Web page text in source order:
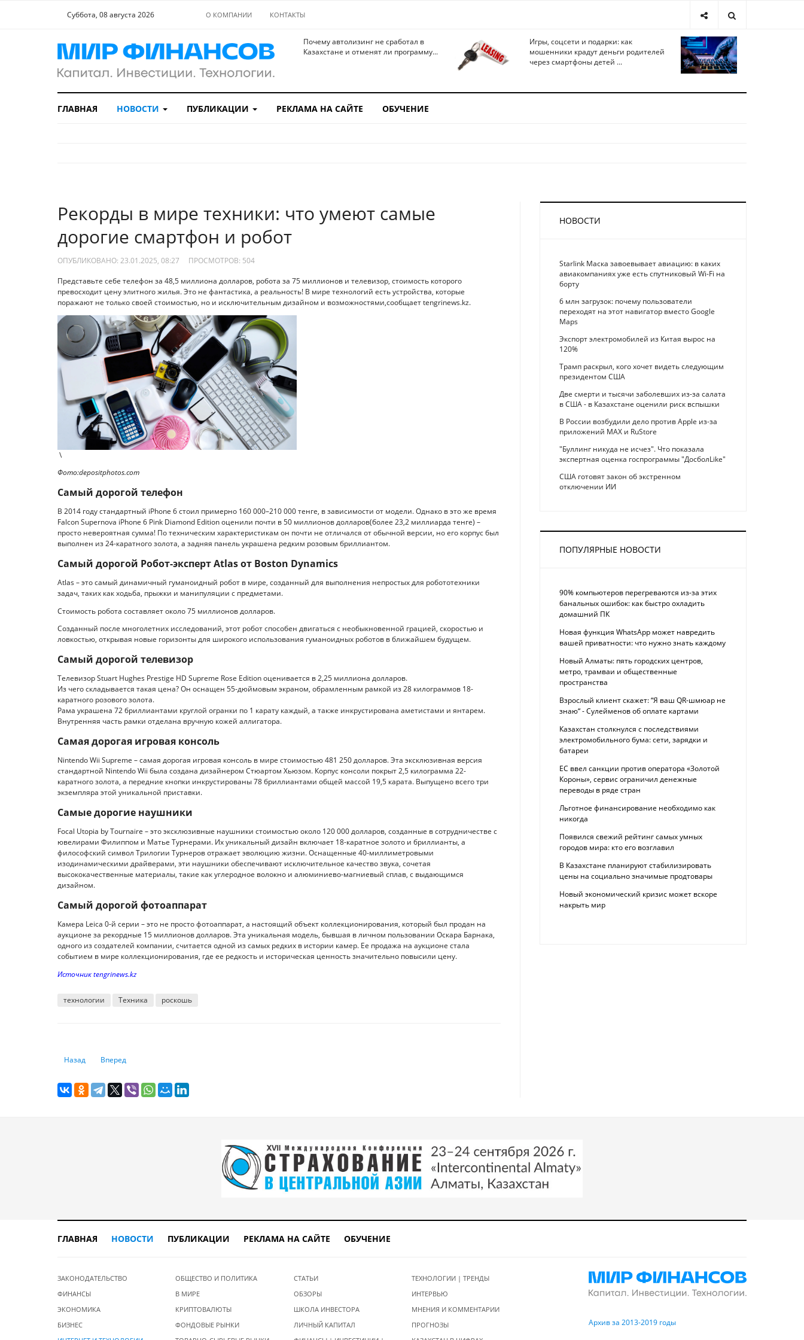
Суббота, 08 августа 2026 О КОМПАНИИ КОНТАКТЫ
Почему автолизинг не сработал в
Казахстане и отменят ли программу...
Игры, соцсети и подарки: как
мошенники крадут деньги родителей
через смартфоны детей ...
ГЛАВНАЯ НОВОСТИ ПУБЛИКАЦИИ РЕКЛАМА НА САЙТЕ ОБУЧЕНИЕ
Рекорды в мире техники: что умеют самые
дорогие смартфон и робот
ОПУБЛИКОВАНО: 23.01.2025, 08:27 ПРОСМОТРОВ: 504
Представьте себе телефон за 48,5 миллиона долларов, робота за 75 миллионов и телевизор, стоимость которого
превосходит цену элитного жилья. Это не фантастика, а реальность! В мире технологий есть устройства, которые
поражают не только своей стоимостью, но и исключительным дизайном и возможностями,сообщает tengrinews.kz.
\
Фото:depositphotos.com
Самый дорогой телефон
В 2014 году стандартный iPhone 6 стоил примерно 160 000–210 000 тенге, в зависимости от модели. Однако в это же время
Falcon Supernova iPhone 6 Pink Diamond Edition оценили почти в 50 миллионов долларов(более 23,2 миллиарда тенге) –
просто невероятная сумма! По техническим характеристикам он почти не отличался от обычной версии, но его корпус был
выполнен из 24-каратного золота, а задняя панель украшена редким розовым бриллиантом.
Самый дорогой Робот-эксперт Atlas от Boston Dynamics
Atlas – это самый динамичный гуманоидный робот в мире, созданный для выполнения непростых для робототехники
задач, таких как ходьба, прыжки и манипуляции с предметами.
Стоимость робота составляет около 75 миллионов долларов.
Созданный после многолетних исследований, этот робот способен двигаться с необыкновенной грацией, скоростью и
ловкостью, открывая новые горизонты для широкого использования гуманоидных роботов в ближайшем будущем.
Самый дорогой телевизор
Телевизор Stuart Hughes Prestige HD Supreme Rose Edition оценивается в 2,25 миллиона долларов.
Из чего складывается такая цена? Он оснащен 55-дюймовым экраном, обрамленным рамкой из 28 килограммов 18-
каратного розового золота.
Рама украшена 72 бриллиантами круглой огранки по 1 карату каждый, а также инкрустирована аметистами и янтарем.
Внутренняя часть рамки отделана вручную кожей аллигатора.
Самая дорогая игровая консоль
Nintendo Wii Supreme – самая дорогая игровая консоль в мире стоимостью 481 250 долларов. Эта эксклюзивная версия
стандартной Nintendo Wii была создана дизайнером Стюартом Хьюзом. Корпус консоли покрыт 2,5 килограмма 22-
каратного золота, а передние кнопки инкрустированы 78 бриллиантами общей массой 19,5 карата. Выпущено всего три
экземпляра этой уникальной приставки.
Самые дорогие наушники
Focal Utopia by Tournaire – это эксклюзивные наушники стоимостью около 120 000 долларов, созданные в сотрудничестве с
ювелирами Филиппом и Матье Турнерами. Их уникальный дизайн включает 18-каратное золото и бриллианты, а
философский символ Трилогии Турнеров отражает эволюцию жизни. Оснащенные 40-миллиметровыми
изодинамическими драйверами, эти наушники обеспечивают исключительное качество звука, сочетая
высококачественные материалы, такие как углеродное волокно и алюминиево-магниевый сплав, с выдающимся
дизайном.
Самый дорогой фотоаппарат
Камера Leica 0-й серии – это не просто фотоаппарат, а настоящий объект коллекционирования, который был продан на
аукционе за рекордные 15 миллионов долларов. Эта уникальная модель, бывшая в личном пользовании Оскара Барнака,
одного из создателей компании, считается одной из самых редких в истории камер. Ее продажа на аукционе стала
событием в мире коллекционирования, где ее редкость и историческая ценность значительно повысили цену.
Источник tengrinews.kz
технологии Техника роскошь
Предыдущий: Мобильная связь и Интернет дорожают в Казахстане: насколько вырастут тарифы
Назад Следующий: В Казахстане планируют контролировать качество Wi-Fi в офисах
Вперед
НОВОСТИ
Starlink Маска завоевывает авиацию: в каких
авиакомпаниях уже есть спутниковый Wi-Fi на
борту
6 млн загрузок: почему пользователи
переходят на этот навигатор вместо Google
Maps
Экспорт электромобилей из Китая вырос на
120%
Трамп раскрыл, кого хочет видеть следующим
президентом США
Две смерти и тысячи заболевших из-за салата
в США - в Казахстане оценили риск вспышки
В России возбудили дело против Apple из-за
приложений MAX и RuStore
"Буллинг никуда не исчез". Что показала
экспертная оценка госпрограммы "ДосболLike"
США готовят закон об экстренном
отключении ИИ
ПОПУЛЯРНЫЕ НОВОСТИ
90% компьютеров перегреваются из-за этих
банальных ошибок: как быстро охладить
домашний ПК
Новая функция WhatsApp может навредить
вашей приватности: что нужно знать каждому
Новый Алматы: пять городских центров,
метро, трамваи и общественные
пространства
Взрослый клиент скажет: “Я ваш QR-шмюар не
знаю“ - Сулейменов об оплате картами
Казахстан столкнулся с последствиями
электромобильного бума: сети, зарядки и
батареи
ЕС ввел санкции против оператора «Золотой
Короны», сервис ограничил денежные
переводы в ряде стран
Льготное финансирование необходимо как
никогда
Появился свежий рейтинг самых умных
городов мира: кто его возглавил
В Казахстане планируют стабилизировать
цены на социально значимые продтовары
Новый экономический кризис может вскоре
накрыть мир
ГЛАВНАЯ НОВОСТИ ПУБЛИКАЦИИ РЕКЛАМА НА САЙТЕ ОБУЧЕНИЕ
ЗАКОНОДАТЕЛЬСТВО
ФИНАНСЫ
ЭКОНОМИКА
БИЗНЕС
ОБЩЕСТВО И ПОЛИТИКА
В МИРЕ
КРИПТОВАЛЮТЫ
ФОНДОВЫЕ РЫНКИ
СТАТЬИ
ОБЗОРЫ
ШКОЛА ИНВЕСТОРА
ЛИЧНЫЙ КАПИТАЛ
ТЕХНОЛОГИИ | ТРЕНДЫ
ИНТЕРВЬЮ
МНЕНИЯ И КОММЕНТАРИИ
ПРОГНОЗЫ
Архив за 2013-2019 годы